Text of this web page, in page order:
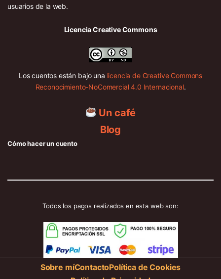
usuarios de la web.
Licencia Creative Commons
Los cuentos están bajo una licencia de Creative Commons
Reconocimiento-NoComercial 4.0 Internacional.
Un café
Blog
Cómo hacer un cuento
Todos los pagos realizados en esta web son:
Sobre míContactoPolítica de Cookies